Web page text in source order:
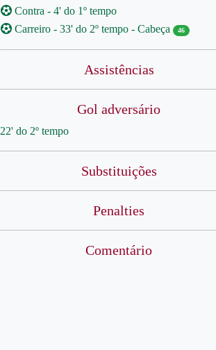
Contra - 4' do 1º tempo
Carreiro - 33' do 2º tempo - Cabeça
46
Assistências
Gol adversário
22' do 2º tempo
Substituições
Penalties
Comentário